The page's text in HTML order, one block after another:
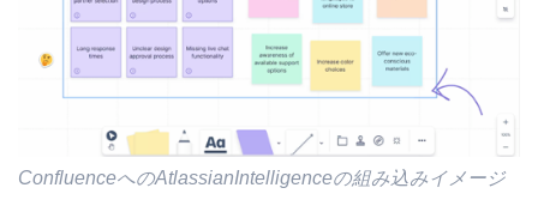
ConfluenceへのAtlassianIntelligenceの組み込みイメージ